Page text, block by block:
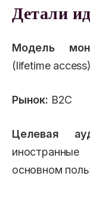
Детали
Модель
(lifetime access)
Рынок: B2C
Целевая
основном